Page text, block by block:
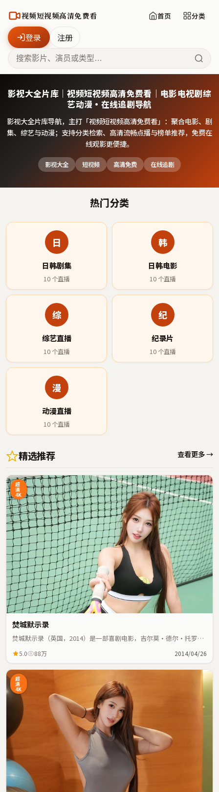
视频短视频高清免费看 首页 分类
登录 注册
影视大全片库｜视频短视频高清免费看｜电影电视剧综
艺动漫·在线追剧导航
影视大全片库导航，主打「视频短视频高清免费看」：聚合电影、剧
集、综艺与动漫；支持分类检索、高清流畅点播与榜单推荐，免费在
线观影更便捷。
影视大全 短视频 高清免费 在线追剧
热门分类
日
日韩剧集
10 个直播
韩
日韩电影
10 个直播
综
综艺直播
10 个直播
纪
纪录片
10 个直播
漫
动漫直播
10 个直播
精选推荐 查看更多 →
超
清
4K
焚城默示录
焚城默示录（英国，2014）是一部喜剧电影，吉尔莫·德尔·托罗执
凑。
5.0 88万 2014/04/26
超
清
4K